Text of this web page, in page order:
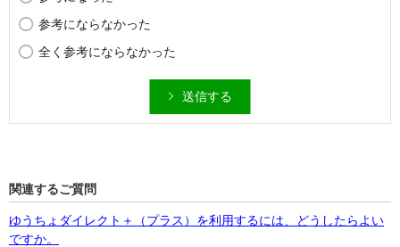
参考にならなかった
全く参考にならなかった
送信する
関連するご質問
ゆうちょダイレクト＋（プラス）を利用するには、どうしたらよい
ですか。